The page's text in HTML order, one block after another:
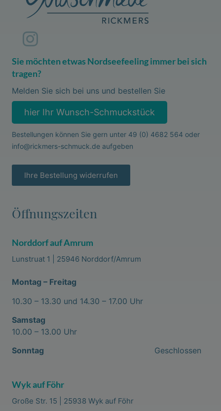
Sie möchten etwas Nordseefeeling immer bei sich
tragen?
Melden Sie sich bei uns und bestellen Sie
hier Ihr Wunsch-Schmuckstück
Bestellungen können Sie gern unter 49 (0) 4682 564 oder
info@rickmers-schmuck.deaufgeben
Ihre Bestellung widerrufen
Öffnungszeiten
Norddorf auf Amrum
Lunstruat 1 | 25946 Norddorf/Amrum
Montag – Freitag
10.30 – 13.30 und 14.30 – 17.00 Uhr
Samstag
10.00 – 13.00 Uhr
Sonntag Geschlossen
Wyk auf Föhr
Große Str. 15 | 25938 Wyk auf Föhr